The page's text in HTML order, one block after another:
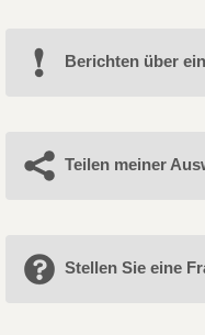
Berichten über
Teilen meiner
Stellen Sie eine